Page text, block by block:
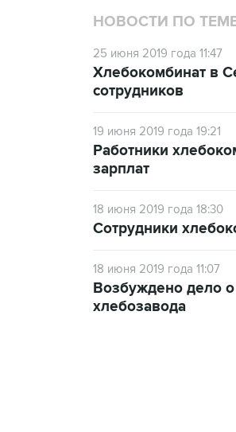
НОВОСТИ ПО
25 июня 2019 года 11:47
Хлебокомбинат в
сотрудников
19 июня 2019 года 19:21
Работники
зарплат
18 июня 2019 года 18:30
Сотрудники
18 июня 2019 года 11:07
Возбуждено дело
хлебозавода